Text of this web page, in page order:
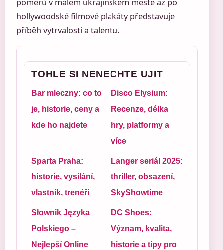
poměrů v malém ukrajinském městě až po
hollywoodské filmové plakáty představuje
příběh vytrvalosti a talentu.
TOHLE SI NENECHTE UJIT
Bar mleczny: co to
je, historie, ceny a
kde ho najdete
Disco Elysium:
Recenze, délka
hry, platformy a
více
Sparta Praha:
historie, vysílání,
vlastník, trenéři
Langer seriál 2025:
thriller, obsazení,
SkyShowtime
Słownik Języka
Polskiego –
Nejlepší Online
DC Shoes:
Význam, kvalita,
historie a tipy pro